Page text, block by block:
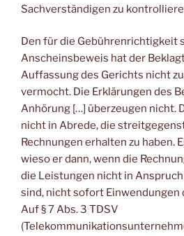
Sachverständigen zu
Den für die Gebührenrichtigkeit
Anscheinsbeweis hat der
Auffassung des Gerichts nicht
vermocht. Die Erklärungen des
Anhörung […] überzeugen nicht.
nicht in Abrede, die
Rechnungen erhalten zu haben.
wieso er dann, wenn die
die Leistungen nicht in
sind, nicht sofort Einwendungen
Auf § 7 Abs. 3 TDSV